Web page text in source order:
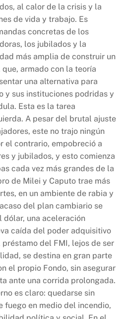
al calor de la crisis y la
de vida y trabajo. Es
concretas de los
los jubilados y la
más amplia de construir un
armado con la teoría
una alternativa para
y sus instituciones podridas y
Esta es la tarea
A pesar del brutal ajuste
este no trajo ningún
el contrario, empobreció a
y jubilados, y esto comienza
cada vez más grandes de la
de Milei y Caputo trae más
en un ambiente de rabia y
del plan cambiario se
dólar, una aceleración
caída del poder adquisitivo
del FMI, lejos de ser
se destina en gran parte
el propio Fondo, sin asegurar
ante una corrida prolongada.
es claro: quedarse sin
fuego en medio del incendio,